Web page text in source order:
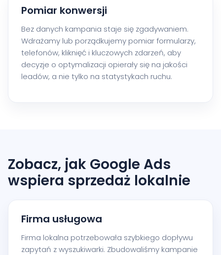
Pomiar konwersji
Bez danych kampania staje się zgadywaniem.
Wdrażamy lub porządkujemy pomiar formularzy,
telefonów, kliknięć i kluczowych zdarzeń, aby
decyzje o optymalizacji opierały się na jakości
leadów, a nie tylko na statystykach ruchu.
Zobacz, jak Google Ads
wspiera sprzedaż lokalnie
Firma usługowa
Firma lokalna potrzebowała szybkiego dopływu
zapytań z wyszukiwarki. Zbudowaliśmy kampanie